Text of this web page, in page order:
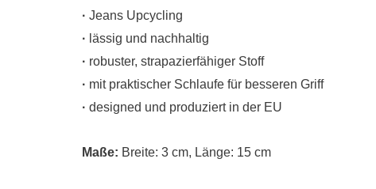
· Jeans Upcycling
· lässig und nachhaltig
· robuster, strapazierfähiger Stoff
· mit praktischer Schlaufe für besseren Griff
· designed und produziert in der EU
Maße: Breite: 3 cm, Länge: 15 cm